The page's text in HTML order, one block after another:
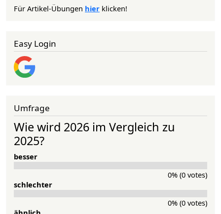
Für Artikel-Übungen hier klicken!
Easy Login
Umfrage
Wie wird 2026 im Vergleich zu
2025?
besser
0% (0 votes)
schlechter
0% (0 votes)